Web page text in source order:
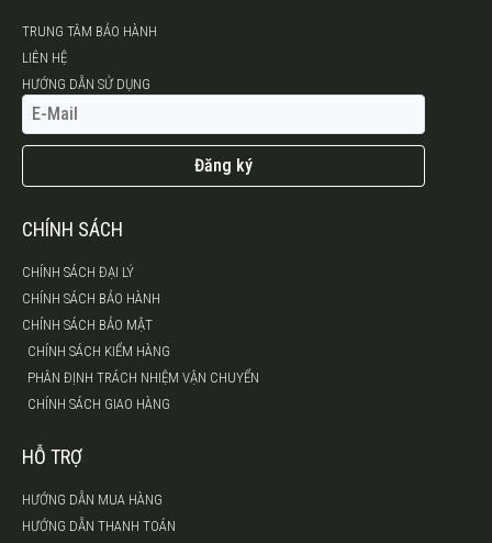
TRUNG TÂM BẢO HÀNH
LIÊN HỆ
HƯỚNG DẪN SỬ DỤNG
Đăng ký
CHÍNH SÁCH
CHÍNH SÁCH ĐẠI LÝ
CHÍNH SÁCH BẢO HÀNH
CHÍNH SÁCH BẢO MẬT
CHÍNH SÁCH KIỂM HÀNG
PHÂN ĐỊNH TRÁCH NHIỆM VẬN CHUYỂN
CHÍNH SÁCH GIAO HÀNG
HỖ TRỢ
HƯỚNG DẪN MUA HÀNG
HƯỚNG DẪN THANH TOÁN